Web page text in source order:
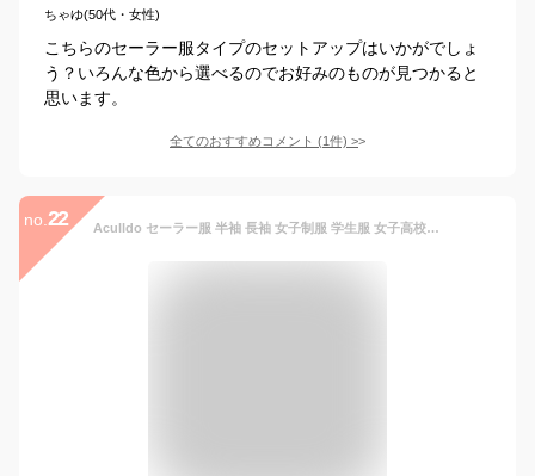
ちゃゆ(50代・女性)
こちらのセーラー服タイプのセットアップはいかがでしょ
う？いろんな色から選べるのでお好みのものが見つかると
思います。
全てのおすすめコメント (1件) >
no. 22 Aculldo セーラー服 半袖 長袖 女子制服 学生服 女子高校生 高校生 学生 制服 コスチューム 3点セット JK制服 二本 白い 可愛い コスプレ 仮装 本格制服 大きいサイズ (長袖セット,Xl)